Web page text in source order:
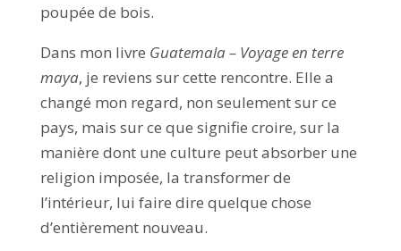
poupée de bois.
Dans mon livre Guatemala – Voyage en terre
maya, je reviens sur cette rencontre. Elle a
changé mon regard, non seulement sur ce
pays, mais sur ce que signifie croire, sur la
manière dont une culture peut absorber une
religion imposée, la transformer de
l’intérieur, lui faire dire quelque chose
d’entièrement nouveau.